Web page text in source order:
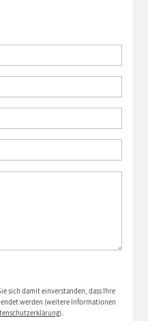
sich damit einverstanden, dass Ihre
werden (weitere Informationen
).